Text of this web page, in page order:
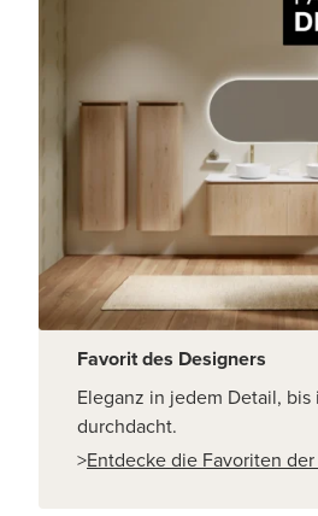
Favorit des Designers
Eleganz in jedem Detail,
durchdacht.
>Entdecke die Favoriten